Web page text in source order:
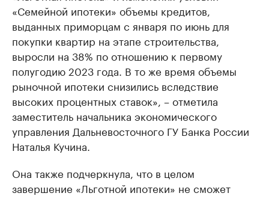
«Семейной ипотеки» объемы кредитов,
выданных приморцам с января по июнь для
покупки квартир на этапе строительства,
выросли на 38% по отношению к первому
полугодию 2023 года. В то же время объемы
рыночной ипотеки снизились вследствие
высоких процентных ставок», – отметила
заместитель начальника экономического
управления Дальневосточного ГУ Банка России
Наталья Кучина.
Она также подчеркнула, что в целом
завершение «Льготной ипотеки» не сможет